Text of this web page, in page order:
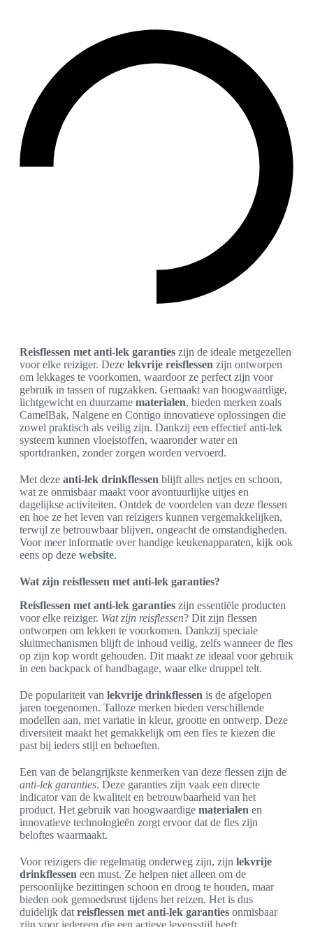
Reisflessen met anti-lek garanties zijn de ideale metgezellen
voor elke reiziger. Deze lekvrije reisflessen zijn ontworpen
om lekkages te voorkomen, waardoor ze perfect zijn voor
gebruik in tassen of rugzakken. Gemaakt van hoogwaardige,
lichtgewicht en duurzame materialen, bieden merken zoals
CamelBak, Nalgene en Contigo innovatieve oplossingen die
zowel praktisch als veilig zijn. Dankzij een effectief anti-lek
systeem kunnen vloeistoffen, waaronder water en
sportdranken, zonder zorgen worden vervoerd.
Met deze anti-lek drinkflessen blijft alles netjes en schoon,
wat ze onmisbaar maakt voor avontuurlijke uitjes en
dagelijkse activiteiten. Ontdek de voordelen van deze flessen
en hoe ze het leven van reizigers kunnen vergemakkelijken,
terwijl ze betrouwbaar blijven, ongeacht de omstandigheden.
Voor meer informatie over handige keukenapparaten, kijk ook
eens op deze website.
Wat zijn reisflessen met anti-lek garanties?
Reisflessen met anti-lek garanties zijn essentiële producten
voor elke reiziger. Wat zijn reisflessen? Dit zijn flessen
ontworpen om lekken te voorkomen. Dankzij speciale
sluitmechanismen blijft de inhoud veilig, zelfs wanneer de fles
op zijn kop wordt gehouden. Dit maakt ze ideaal voor gebruik
in een backpack of handbagage, waar elke druppel telt.
De populariteit van lekvrije drinkflessen is de afgelopen
jaren toegenomen. Talloze merken bieden verschillende
modellen aan, met variatie in kleur, grootte en ontwerp. Deze
diversiteit maakt het gemakkelijk om een fles te kiezen die
past bij ieders stijl en behoeften.
Een van de belangrijkste kenmerken van deze flessen zijn de
anti-lek garanties. Deze garanties zijn vaak een directe
indicator van de kwaliteit en betrouwbaarheid van het
product. Het gebruik van hoogwaardige materialen en
innovatieve technologieën zorgt ervoor dat de fles zijn
beloftes waarmaakt.
Voor reizigers die regelmatig onderweg zijn, zijn lekvrije
drinkflessen een must. Ze helpen niet alleen om de
persoonlijke bezittingen schoon en droog te houden, maar
bieden ook gemoedsrust tijdens het reizen. Het is dus
duidelijk dat reisflessen met anti-lek garanties onmisbaar
zijn voor iedereen die een actieve levensstijl heeft.